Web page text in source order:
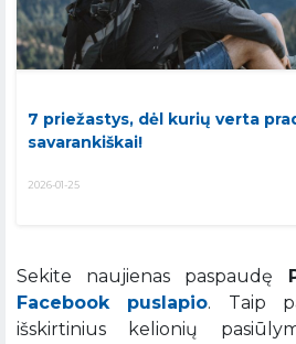
7 priežastys, dėl kurių verta
savarankiškai!
2026-01-25
Sekite naujienas paspaudę
Facebook puslapio. Taip
išskirtinius kelionių